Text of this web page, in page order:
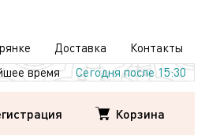
Доставка Контакты
время Сегодня после 15:30
Корзина